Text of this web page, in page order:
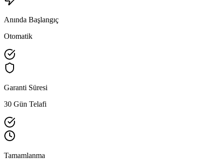
Anında Başlangıç
Otomatik
Garanti Süresi
30 Gün Telafi
Tamamlanma